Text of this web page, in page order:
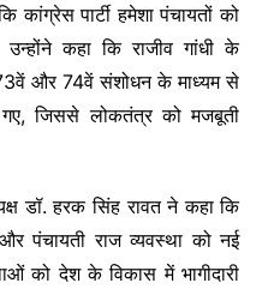
कांग्रेस पार्टी हमेशा पंचायतों को
कहा कि राजीव गांधी के
और 74वें संशोधन के माध्यम से
गए, जिससे लोकतंत्र को मजबूती
डॉ. हरक सिंह रावत ने कहा कि
और पंचायती राज व्यवस्था को नई
को देश के विकास में भागीदारी